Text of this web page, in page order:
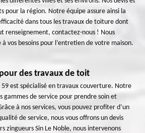
pour la région. Notre équipe assure ainsi la
dans tous les travaux de toiture dont
renseignement, contactez-nous ! Nous
vos besoins pour l’entretien de votre maison.
des travaux de toit
est spécialisé en travaux couverture. Notre
gammes de service pour prendre soin et
à nos services, vous pouvez profiter d’un
de service, nous vous offrons un devis
zingueurs Sin Le Noble, nous intervenons